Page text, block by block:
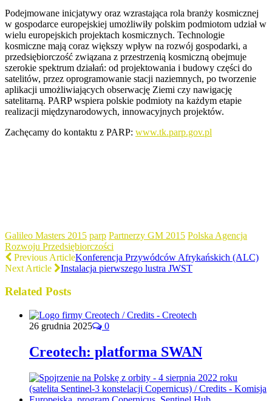
Podejmowane inicjatywy oraz wzrastająca rola branży kosmicznej
w gospodarce europejskiej umożliwiły polskim podmiotom udział w
wielu europejskich projektach kosmicznych. Technologie
kosmiczne mają coraz większy wpływ na rozwój gospodarki, a
przedsiębiorczość związana z przestrzenią kosmiczną obejmuje
szerokie spektrum działań: od projektowania i budowy części do
satelitów, przez oprogramowanie stacji naziemnych, po tworzenie
aplikacji umożliwiających obserwację Ziemi czy nawigację
satelitarną. PARP wspiera polskie podmioty na każdym etapie
realizacji międzynarodowych, innowacyjnych projektów.
Zachęcamy do kontaktu z PARP: www.tk.parp.gov.pl
Galileo Masters 2015 parp Partnerzy GM 2015 Polska Agencja
Rozwoju Przedsiębiorczości
Previous ArticleKonferencja Przywódców Afrykańskich (ALC)
Next Article
Instalacja pierwszego lustra JWST
Related Posts
26 grudnia 2025 0
Creotech: platforma SWAN